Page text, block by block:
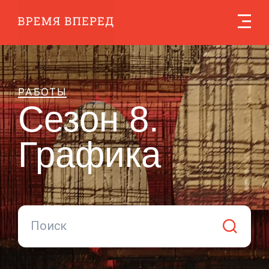
Сезон 8
РАБОТЫ
Сезон 8.
Графика
Поиск